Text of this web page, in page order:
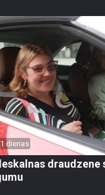
dienas
draudzene